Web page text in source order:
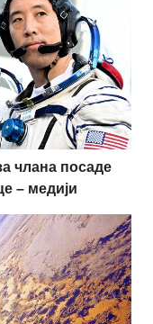
члана посаде
– медији